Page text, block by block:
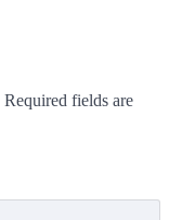
Required fields are